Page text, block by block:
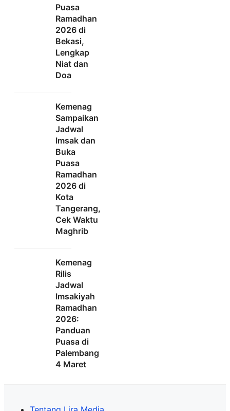
Puasa
Ramadhan
2026 di
Bekasi,
Lengkap
Niat dan
Doa
Kemenag
Sampaikan
Jadwal
Imsak dan
Buka
Puasa
Ramadhan
2026 di
Kota
Tangerang,
Cek Waktu
Maghrib
Kemenag
Rilis
Jadwal
Imsakiyah
Ramadhan
2026:
Panduan
Puasa di
Palembang
4 Maret